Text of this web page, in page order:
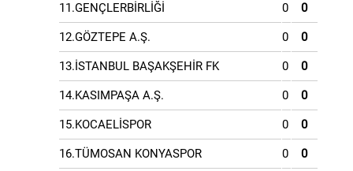
11.GENÇLERBİRLİĞİ 0 0
12.GÖZTEPE A.Ş. 0 0
13.İSTANBUL BAŞAKŞEHİR FK 0 0
14.KASIMPAŞA A.Ş. 0 0
15.KOCAELİSPOR 0 0
16.TÜMOSAN KONYASPOR 0 0